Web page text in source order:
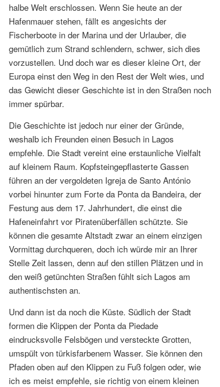
halbe Welt erschlossen. Wenn Sie heute an der
Hafenmauer stehen, fällt es angesichts der
Fischerboote in der Marina und der Urlauber, die
gemütlich zum Strand schlendern, schwer, sich dies
vorzustellen. Und doch war es dieser kleine Ort, der
Europa einst den Weg in den Rest der Welt wies, und
das Gewicht dieser Geschichte ist in den Straßen noch
immer spürbar.
Die Geschichte ist jedoch nur einer der Gründe,
weshalb ich Freunden einen Besuch in Lagos
empfehle. Die Stadt vereint eine erstaunliche Vielfalt
auf kleinem Raum. Kopfsteingepflasterte Gassen
führen an der vergoldeten Igreja de Santo António
vorbei hinunter zum Forte da Ponta da Bandeira, der
Festung aus dem 17. Jahrhundert, die einst die
Hafeneinfahrt vor Piratenüberfällen schützte. Sie
können die gesamte Altstadt zwar an einem einzigen
Vormittag durchqueren, doch ich würde mir an Ihrer
Stelle Zeit lassen, denn auf den stillen Plätzen und in
den weiß getünchten Straßen fühlt sich Lagos am
authentischsten an.
Und dann ist da noch die Küste. Südlich der Stadt
formen die Klippen der Ponta da Piedade
eindrucksvolle Felsbögen und versteckte Grotten,
umspült von türkisfarbenem Wasser. Sie können den
Pfaden oben auf den Klippen zu Fuß folgen oder, wie
ich es meist empfehle, sie richtig von einem kleinen